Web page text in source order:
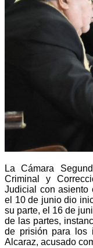
La Cámara
Criminal y
Judicial con asiento
el 10 de junio dio
su parte, el 16 de
de las partes,
de prisión para los
Alcaraz, acusado